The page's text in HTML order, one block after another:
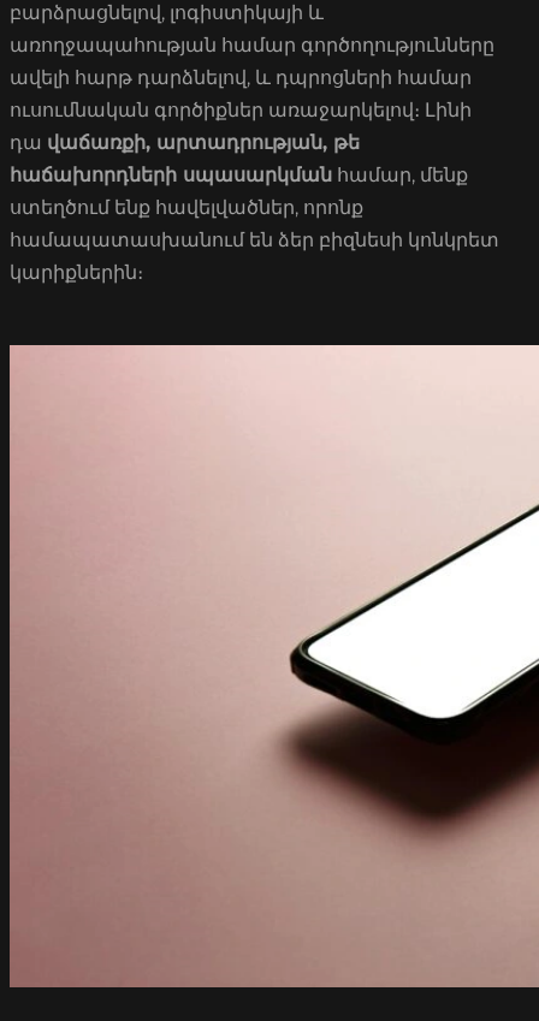
բարձրացնելով, լոգիստիկայի և
առողջապահության համար գործողությունները
ավելի հարթ դարձնելով, և դպրոցների համար
ուսումնական գործիքներ առաջարկելով։ Լինի
դա վաճառքի, արտադրության, թե
հաճախորդների սպասարկման համար, մենք
ստեղծում ենք հավելվածներ, որոնք
համապատասխանում են ձեր բիզնեսի կոնկրետ
կարիքներին։